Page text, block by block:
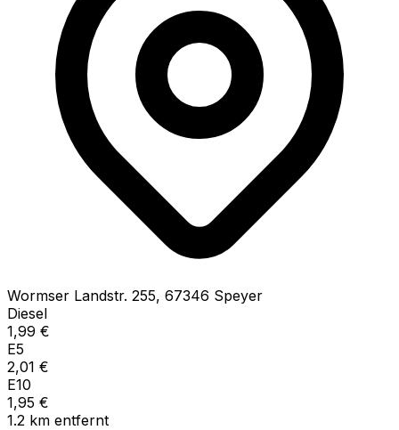
Wormser Landstr. 255, 67346 Speyer
Diesel
1,99 €
E5
2,01 €
E10
1,95 €
1.2 km entfernt